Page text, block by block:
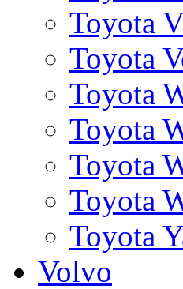
Toyota
Toyota
Toyota
Toyota
Toyota
Toyota
Toyota
Volvo